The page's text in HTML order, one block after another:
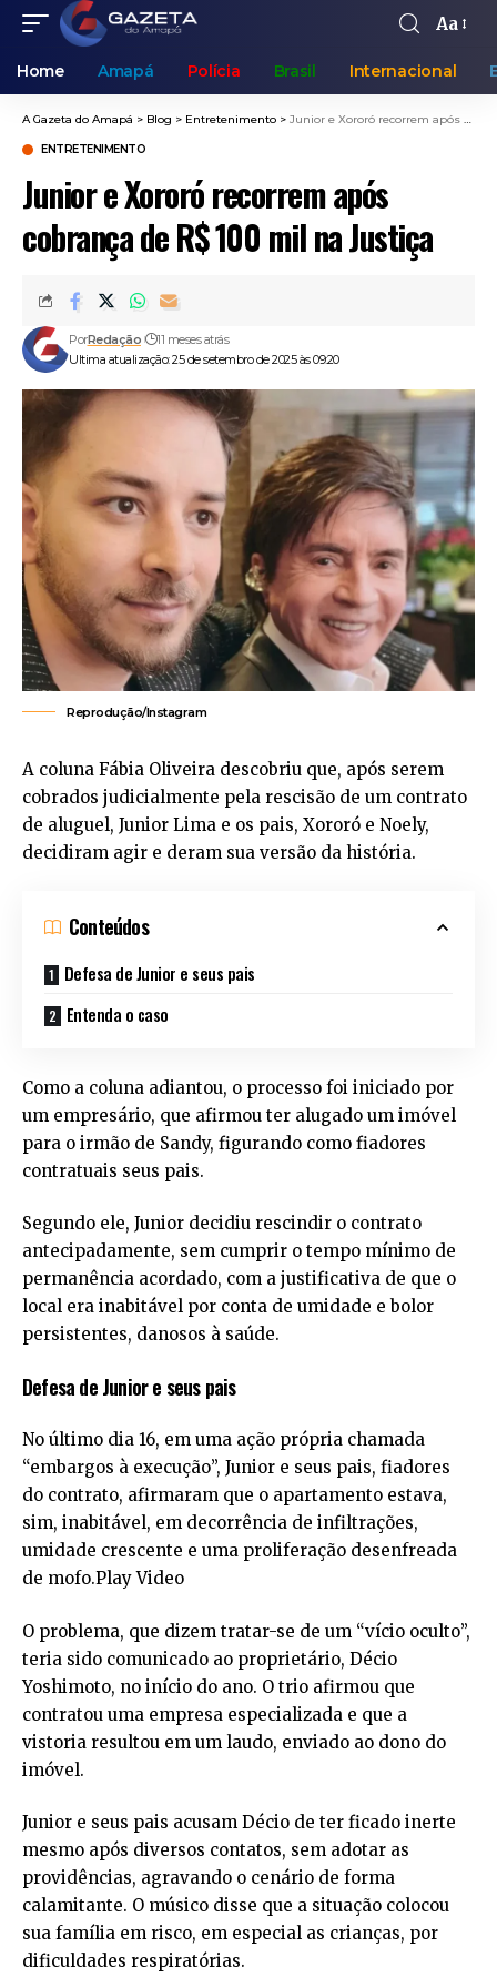
Aa
Home Amapá Polícia Brasil Internacional
A Gazeta do Amapá > Blog > Entretenimento > Junior e Xororó recorrem após cobrança de R$ 100 mil na Justiça
ENTRETENIMENTO
Junior e Xororó recorrem após
cobrança de R$ 100 mil na Justiça
Ultima atualização: 25 de setembro de 2025 às 09:20
PorRedação 11 meses atrás
Reprodução/Instagram
A coluna Fábia Oliveira descobriu que, após serem
cobrados judicialmente pela rescisão de um contrato
de aluguel, Junior Lima e os pais, Xororó e Noely,
decidiram agir e deram sua versão da história.
Conteúdos
Defesa de Junior e seus pais
Entenda o caso
Como a coluna adiantou, o processo foi iniciado por
um empresário, que afirmou ter alugado um imóvel
para o irmão de Sandy, figurando como fiadores
contratuais seus pais.
Segundo ele, Junior decidiu rescindir o contrato
antecipadamente, sem cumprir o tempo mínimo de
permanência acordado, com a justificativa de que o
local era inabitável por conta de umidade e bolor
persistentes, danosos à saúde.
Defesa de Junior e seus pais
No último dia 16, em uma ação própria chamada
“embargos à execução”, Junior e seus pais, fiadores
do contrato, afirmaram que o apartamento estava,
sim, inabitável, em decorrência de infiltrações,
umidade crescente e uma proliferação desenfreada
de mofo.Play Video
O problema, que dizem tratar-se de um “vício oculto”,
teria sido comunicado ao proprietário, Décio
Yoshimoto, no início do ano. O trio afirmou que
contratou uma empresa especializada e que a
vistoria resultou em um laudo, enviado ao dono do
imóvel.
Junior e seus pais acusam Décio de ter ficado inerte
mesmo após diversos contatos, sem adotar as
providências, agravando o cenário de forma
calamitante. O músico disse que a situação colocou
sua família em risco, em especial as crianças, por
dificuldades respiratórias.